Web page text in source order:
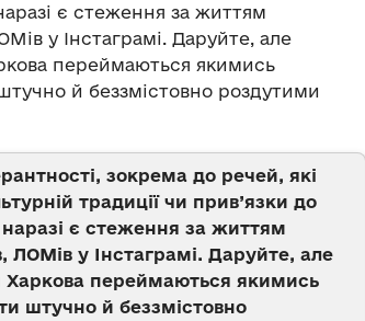
є стеження за життям
у Інстаграмі. Даруйте, але
переймаються якимись
й беззмістовно роздутими
зокрема до речей, які
традиції чи прив’язки до
є стеження за життям
ЛОМів у Інстаграмі. Даруйте, але
переймаються якимись
штучно й беззмістовно